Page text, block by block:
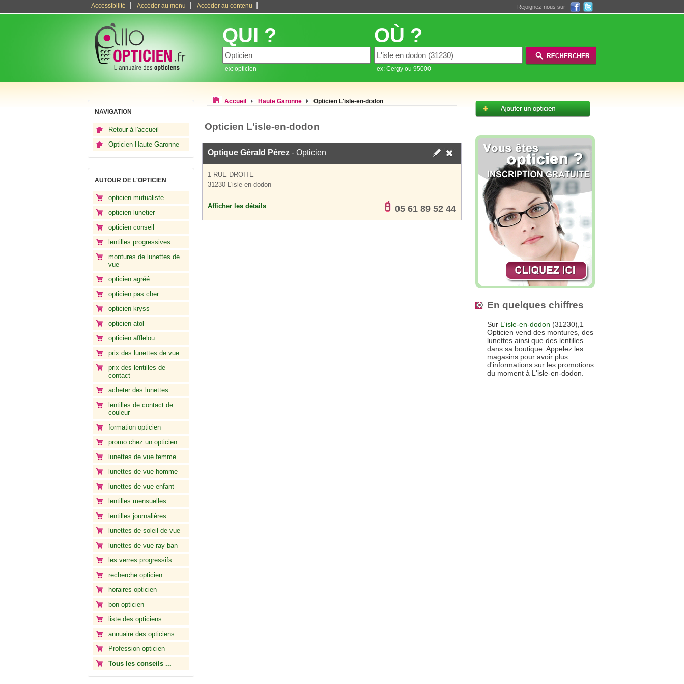
Accessibilité Accéder au menu Accéder au contenu Rejoignez-nous sur
QUI ?
ex: opticien
OÙ ?
ex: Cergy ou 95000
NAVIGATION
Retour à l'accueil
Opticien Haute Garonne
AUTOUR DE L'OPTICIEN
opticien mutualiste
opticien lunetier
opticien conseil
lentilles progressives
montures de lunettes de
vue
opticien agréé
opticien pas cher
opticien kryss
opticien atol
opticien afflelou
prix des lunettes de vue
prix des lentilles de
contact
acheter des lunettes
lentilles de contact de
couleur
formation opticien
promo chez un opticien
lunettes de vue femme
lunettes de vue homme
lunettes de vue enfant
lentilles mensuelles
lentilles journalières
lunettes de soleil de vue
lunettes de vue ray ban
les verres progressifs
recherche opticien
horaires opticien
bon opticien
liste des opticiens
annuaire des opticiens
Profession opticien
Tous les conseils ...
Accueil Haute Garonne Opticien L'isle-en-dodon
Opticien L'isle-en-dodon
Optique Gérald Pérez - Opticien
1 RUE DROITE
31230 L'isle-en-dodon
Afficher les détails 05 61 89 52 44
En quelques chiffres
Sur L'isle-en-dodon (31230),1
Opticien vend des montures, des
lunettes ainsi que des lentilles
dans sa boutique. Appelez les
magasins pour avoir plus
d'informations sur les promotions
du moment à L'isle-en-dodon.